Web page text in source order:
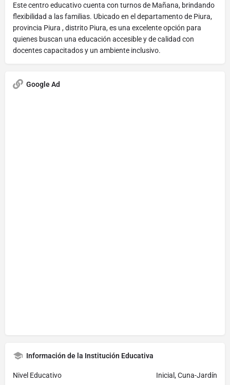
Este centro educativo cuenta con turnos de Mañana, brindando
flexibilidad a las familias. Ubicado en el departamento de Piura,
provincia Piura , distrito Piura, es una excelente opción para
quienes buscan una educación accesible y de calidad con
docentes capacitados y un ambiente inclusivo.
Google Ad
Información de la Institución Educativa
Nivel Educativo Inicial, Cuna-Jardín